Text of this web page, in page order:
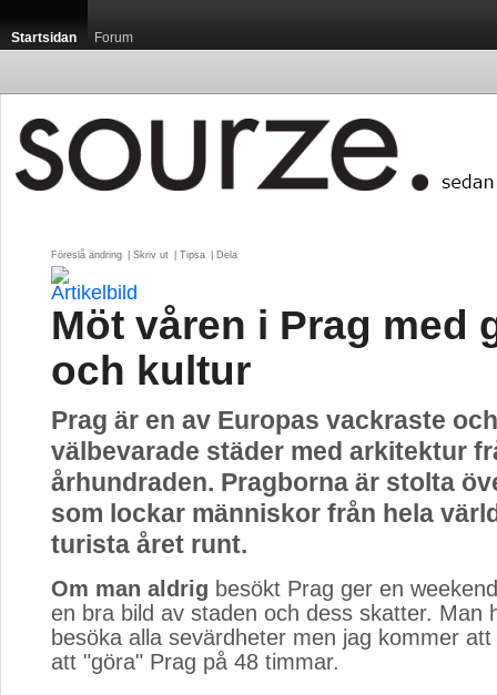
Startsidan Forum
Föreslå ändring Skriv ut Tipsa Dela
Möt våren i Prag med
och kultur
Prag är en av Europas vackraste
välbevarade städer med arkitektur
århundraden. Pragborna är stolta
som lockar människor från hela
turista året runt.
Om man aldrig besökt Prag ger en
en bra bild av staden och dess skatter. Man
besöka alla sevärdheter men jag kommer
att "göra" Prag på 48 timmar.